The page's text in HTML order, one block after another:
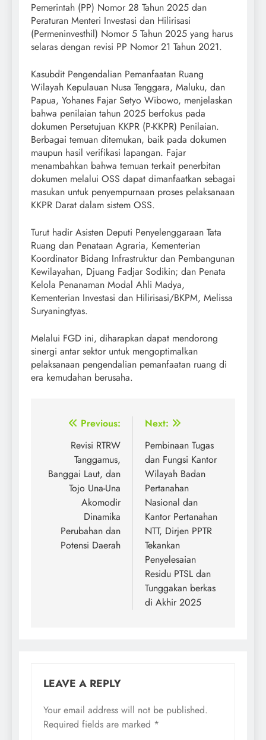
Pemerintah (PP) Nomor 28 Tahun 2025 dan
Peraturan Menteri Investasi dan Hilirisasi
(Permeninvesthil) Nomor 5 Tahun 2025 yang harus
selaras dengan revisi PP Nomor 21 Tahun 2021.
Kasubdit Pengendalian Pemanfaatan Ruang
Wilayah Kepulauan Nusa Tenggara, Maluku, dan
Papua, Yohanes Fajar Setyo Wibowo, menjelaskan
bahwa penilaian tahun 2025 berfokus pada
dokumen Persetujuan KKPR (P-KKPR) Penilaian.
Berbagai temuan ditemukan, baik pada dokumen
maupun hasil verifikasi lapangan. Fajar
menambahkan bahwa temuan terkait penerbitan
dokumen melalui OSS dapat dimanfaatkan sebagai
masukan untuk penyempurnaan proses pelaksanaan
KKPR Darat dalam sistem OSS.
Turut hadir Asisten Deputi Penyelenggaraan Tata
Ruang dan Penataan Agraria, Kementerian
Koordinator Bidang Infrastruktur dan Pembangunan
Kewilayahan, Djuang Fadjar Sodikin; dan Penata
Kelola Penanaman Modal Ahli Madya,
Kementerian Investasi dan Hilirisasi/BKPM, Melissa
Suryaningtyas.
Melalui FGD ini, diharapkan dapat mendorong
sinergi antar sektor untuk mengoptimalkan
pelaksanaan pengendalian pemanfaatan ruang di
era kemudahan berusaha.
Post
navigation
Previous:
Revisi RTRW
Tanggamus,
Banggai Laut, dan
Tojo Una-Una
Akomodir
Dinamika
Perubahan dan
Potensi Daerah
Next:
Pembinaan Tugas
dan Fungsi Kantor
Wilayah Badan
Pertanahan
Nasional dan
Kantor Pertanahan
NTT, Dirjen PPTR
Tekankan
Penyelesaian
Residu PTSL dan
Tunggakan berkas
di Akhir 2025
LEAVE A REPLY
Your email address will not be published.
Required fields are marked *